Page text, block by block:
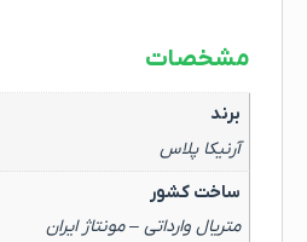
مشخصات
برند
آرنیکا پلاس
ساخت کشور
متریال وارداتی – مونتاژ ایران